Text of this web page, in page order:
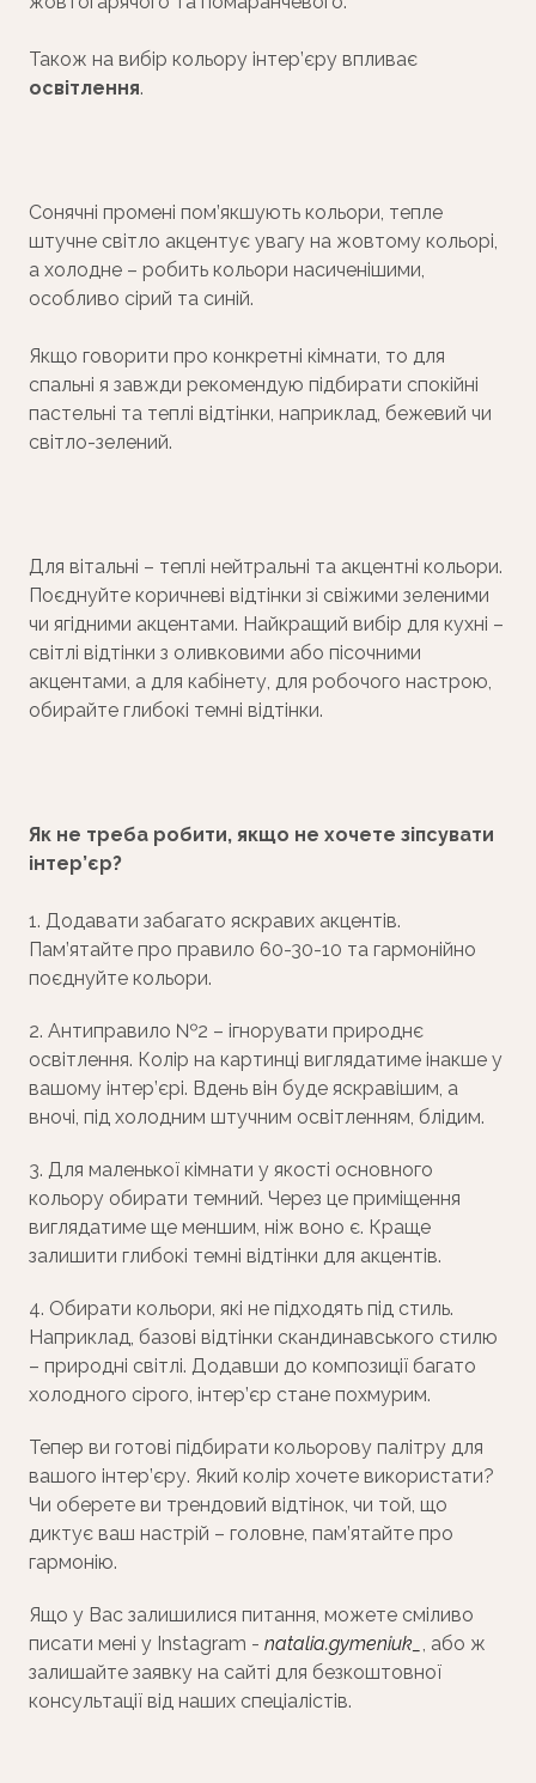
Також на вибір кольору інтер’єру впливає
освітлення.
Сонячні промені пом’якшують кольори, тепле
штучне світло акцентує увагу на жовтому кольорі,
а холодне – робить кольори насиченішими,
особливо сірий та синій.
Якщо говорити про конкретні кімнати, то для
спальні я завжди рекомендую підбирати спокійні
пастельні та теплі відтінки, наприклад, бежевий чи
світло-зелений.
Для вітальні – теплі нейтральні та акцентні кольори.
Поєднуйте коричневі відтінки зі свіжими зеленими
чи ягідними акцентами. Найкращий вибір для кухні –
світлі відтінки з оливковими або пісочними
акцентами, а для кабінету, для робочого настрою,
обирайте глибокі темні відтінки.
Як не треба робити, якщо не хочете зіпсувати
інтер’єр?
1. Додавати забагато яскравих акцентів.
Пам’ятайте про правило 60-30-10 та гармонійно
поєднуйте кольори.
2. Антиправило №2 – ігнорувати природнє
освітлення. Колір на картинці виглядатиме інакше у
вашому інтер’єрі. Вдень він буде яскравішим, а
вночі, під холодним штучним освітленням, блідим.
3. Для маленької кімнати у якості основного
кольору обирати темний. Через це приміщення
виглядатиме ще меншим, ніж воно є. Краще
залишити глибокі темні відтінки для акцентів.
4. Обирати кольори, які не підходять під стиль.
Наприклад, базові відтінки скандинавського стилю
– природні світлі. Додавши до композиції багато
холодного сірого, інтер’єр стане похмурим.
Тепер ви готові підбирати кольорову палітру для
вашого інтер’єру. Який колір хочете використати?
Чи оберете ви трендовий відтінок, чи той, що
диктує ваш настрій – головне, пам’ятайте про
гармонію.
Ящо у Вас залишилися питання, можете сміливо
писати мені у Instagram - natalia.gymeniuk_ , або ж
залишайте заявку на сайті для безкоштовної
консультації від наших спеціалістів.